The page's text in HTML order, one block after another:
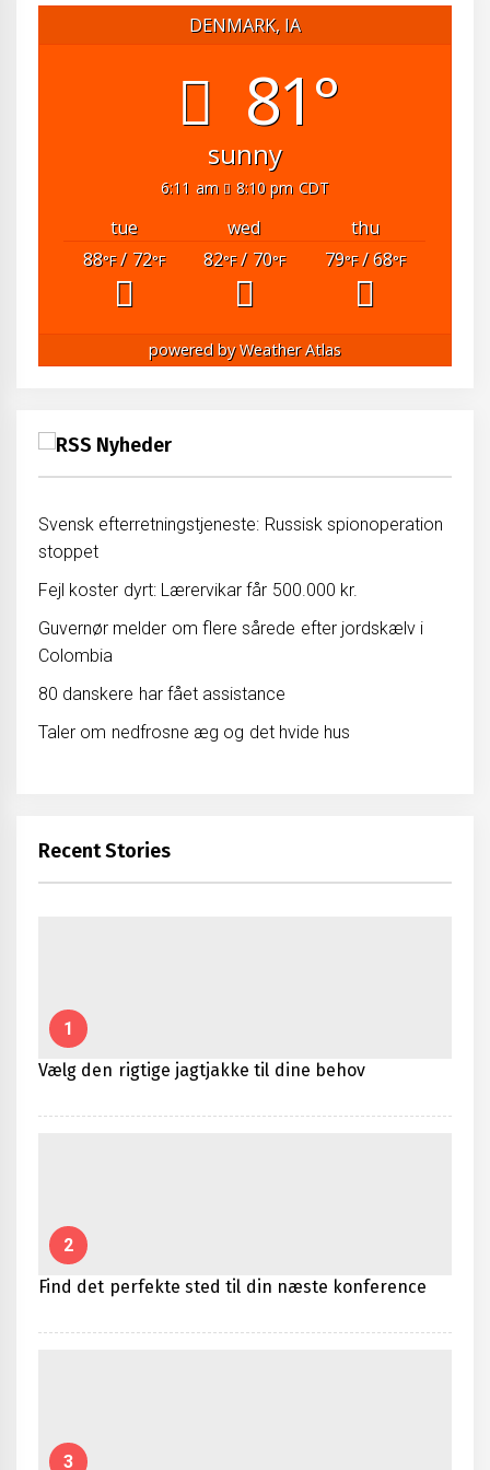
DENMARK, IA
81°
sunny
6:11 am 8:10 pm CDT
tue wed
thu
88°F/ 72°F 82°F/ 70°F 79°F/ 68°F
powered byWeather Atlas
Nyheder
Svensk efterretningstjeneste: Russisk spionoperation
stoppet
Fejl koster dyrt: Lærervikar får 500.000 kr.
Guvernør melder om flere sårede efter jordskælv i
Colombia
80 danskere har fået assistance
Taler om nedfrosne æg og det hvide hus
Recent Stories
1
Vælg den rigtige jagtjakke til dine behov
2
Find det perfekte sted til din næste konference
3